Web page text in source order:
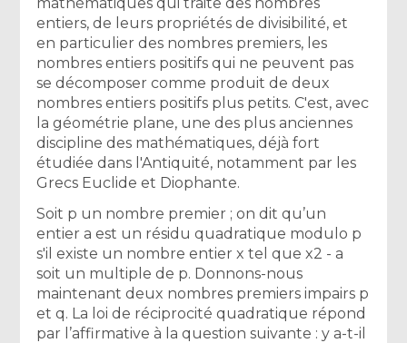
entiers, de leurs propriétés de divisibilité, et
en particulier des nombres premiers, les
nombres entiers positifs qui ne peuvent pas
se décomposer comme produit de deux
nombres entiers positifs plus petits. C'est, avec
la géométrie plane, une des plus anciennes
discipline des mathématiques, déjà fort
étudiée dans l'Antiquité, notamment par les
Grecs Euclide et Diophante.
Soit p un nombre premier ; on dit qu’un
entier a est un résidu quadratique modulo p
s'il existe un nombre entier x tel que x2 - a
soit un multiple de p. Donnons-nous
maintenant deux nombres premiers impairs p
et q. La loi de réciprocité quadratique répond
par l’affirmative à la question suivante : y a-t-il